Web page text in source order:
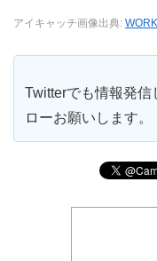
アイキャッチ画像出典:
Twitterでも情報発信
ローお願いします。